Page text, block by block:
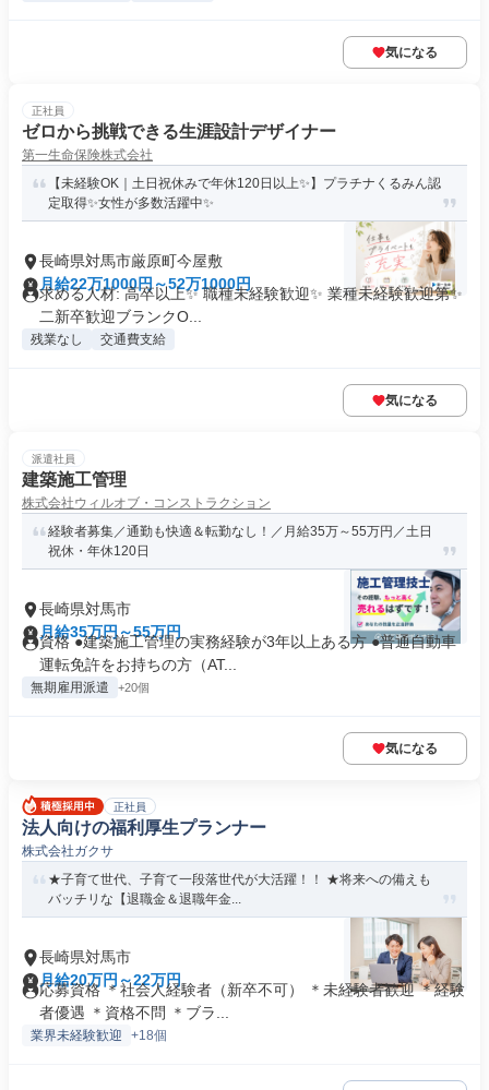
気になる
正社員
ゼロから挑戦できる生涯設計デザイナー
第一生命保険株式会社
【未経験OK｜土日祝休みで年休120日以上✨】プラチナくるみん認
定取得✨女性が多数活躍中✨
長崎県対馬市厳原町今屋敷
月給22万1000円～52万1000円
求める人材: 高卒以上✨ 職種未経験歓迎✨ 業種未経験歓迎第✨
二新卒歓迎ブランクO...
残業なし 交通費支給
気になる
派遣社員
建築施工管理
株式会社ウィルオブ・コンストラクション
経験者募集／通勤も快適＆転勤なし！／月給35万～55万円／土日
祝休・年休120日
長崎県対馬市
月給35万円～55万円
資格 ●建築施工管理の実務経験が3年以上ある方 ●普通自動車
運転免許をお持ちの方（AT...
無期雇用派遣 +20個
気になる
正社員
法人向けの福利厚生プランナー
株式会社ガクサ
★子育て世代、子育て一段落世代が大活躍！！ ★将来への備えも
バッチリな【退職金＆退職年金...
長崎県対馬市
月給20万円～22万円
応募資格 ＊社会人経験者（新卒不可） ＊未経験者歓迎 ＊経験
者優遇 ＊資格不問 ＊ブラ...
業界未経験歓迎 +18個